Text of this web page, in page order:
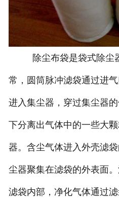
除尘布袋是袋式除尘
常，圆筒脉冲滤袋通过进
进入集尘器，穿过集尘器
下分离出气体中的一些大
器。含尘气体进入外壳滤
尘器聚集在滤袋的外表面
滤袋内部，净化气体通过